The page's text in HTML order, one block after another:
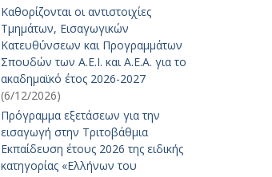
Καθορίζονται οι αντιστοιχίες
Τμημάτων, Εισαγωγικών
Κατευθύνσεων και Προγραμμάτων
Σπουδών των Α.Ε.Ι. και Α.Ε.Α. για το
ακαδημαϊκό έτος 2026-2027
(6/12/2026)
Πρόγραμμα εξετάσεων για την
εισαγωγή στην Τριτοβάθμια
Εκπαίδευση έτους 2026 της ειδικής
κατηγορίας «Ελλήνων του